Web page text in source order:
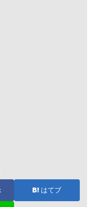
はてブ